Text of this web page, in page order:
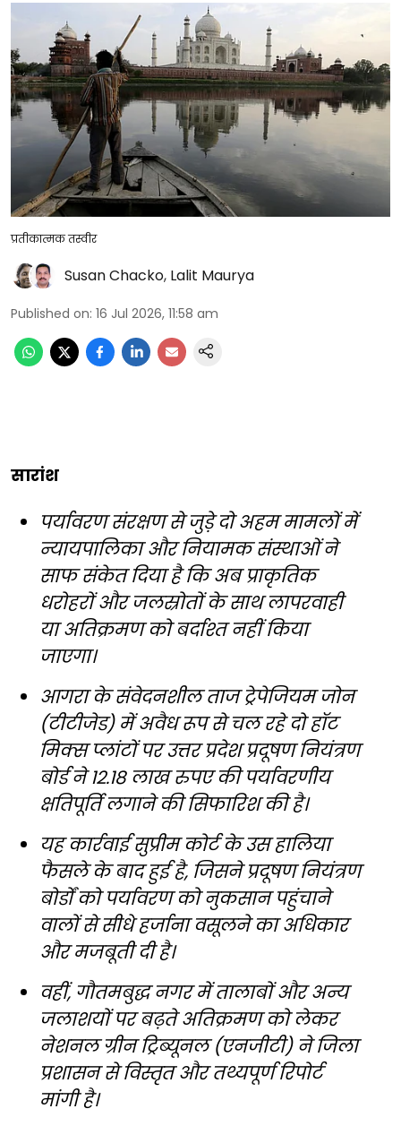
प्रतीकात्मक तस्वीर
Susan Chacko, Lalit Maurya
Published on: 16 Jul 2026, 11:58 am
सारांश
पर्यावरण संरक्षण से जुड़े दो अहम मामलों में
न्यायपालिका और नियामक संस्थाओं ने
साफ संकेत दिया है कि अब प्राकृतिक
धरोहरों और जलस्रोतों के साथ लापरवाही
या अतिक्रमण को बर्दाश्त नहीं किया
जाएगा।
आगरा के संवेदनशील ताज ट्रेपेजियम जोन
(टीटीजेड) में अवैध रूप से चल रहे दो हॉट
मिक्स प्लांटों पर उत्तर प्रदेश प्रदूषण नियंत्रण
बोर्ड ने 12.18 लाख रुपए की पर्यावरणीय
क्षतिपूर्ति लगाने की सिफारिश की है।
यह कार्रवाई सुप्रीम कोर्ट के उस हालिया
फैसले के बाद हुई है, जिसने प्रदूषण नियंत्रण
बोर्डों को पर्यावरण को नुकसान पहुंचाने
वालों से सीधे हर्जाना वसूलने का अधिकार
और मजबूती दी है।
वहीं, गौतमबुद्ध नगर में तालाबों और अन्य
जलाशयों पर बढ़ते अतिक्रमण को लेकर
नेशनल ग्रीन ट्रिब्यूनल (एनजीटी) ने जिला
प्रशासन से विस्तृत और तथ्यपूर्ण रिपोर्ट
मांगी है।